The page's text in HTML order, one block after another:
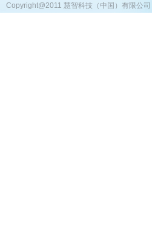
Copyright@2011 慧智科技（中国）有限公司